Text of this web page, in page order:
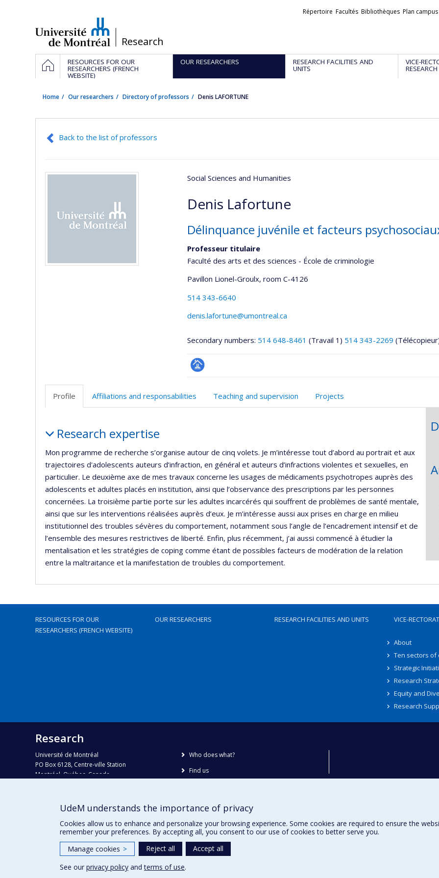
/Research
Liens
Répertoire Facultés Bibliothèques Plan campus
Navigation
principale
HOMERESOURCES FOR OUR
RESEARCHERS (FRENCH
WEBSITE)
OUR RESEARCHERS RESEARCH FACILITIES AND
UNITS
VICE-
RESEARCH
Home Our researchers Directory of professors Denis LAFORTUNE
Back to the list of professors
Social Sciences and Humanities
Denis Lafortune
Délinquance juvénile et facteurs
Professeur titulaire
Faculté des arts et des sciences - École de criminologie
Pavillon Lionel-Groulx, room C-4126
514 343-6640
denis.lafortune@umontreal.ca
Secondary numbers: 514 648-8461 (Travail 1) 514 343-2269
Page
(faculté,département,école)
Profile Affiliations and responsabilities Teaching and supervision Projects
Research expertise
Mon programme de recherche s’organise autour de cinq volets. Je m’intéresse tout d’abord au portrait et aux
trajectoires d'adolescents auteurs d’infraction, en général et auteurs d’infractions violentes et sexuelles, en
particulier. Le deuxième axe de mes travaux concerne les usages de médicaments psychotropes auprès des
adolescents et adultes placés en institution, ainsi que l’observance des prescriptions par les personnes
concernées. La troisième partie porte sur les adultes incarcérés qui souffrent de problèmes de santé mentale,
ainsi que sur les interventions réalisées auprès d’eux. Je m’intéresse aussi aux prises en charge en milieu
institutionnel des troubles sévères du comportement, notamment sous l’angle de l’encadrement intensif et de
l’ensemble des mesures restrictives de liberté. Enfin, plus récemment, j’ai aussi commencé à étudier la
mentalisation et les stratégies de coping comme étant de possibles facteurs de modération de la relation
entre la maltraitance et la manifestation de troubles du comportement.
RESOURCES FOR OUR
RESEARCHERS (FRENCH WEBSITE)
OUR RESEARCHERS RESEARCH FACILITIES AND UNITS VICE-
About
Ten sectors of
Strategic
Research
Equity and
Research
Research
Université de Montréal
PO Box 6128, Centre-ville Station
Montréal, Québec, Canada
Phone : 514 343-6111, #38492
recherche@umontreal.ca
Who does what?
Find us
Terms of use Cookie Settings
UdeM understands the importance of privacy
Cookies allow us to enhance and personalize your browsing experience. Some cookies are required to ensure the
remember your preferences. By accepting all, you consent to our use of cookies to better serve you.
Manage cookies > Reject all
Accept all
See our privacy policy andterms of use.